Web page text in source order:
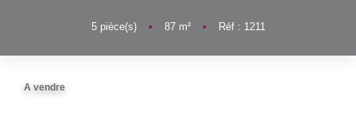
5pièce(s) • 87m² • Réf : 1211
A vendre